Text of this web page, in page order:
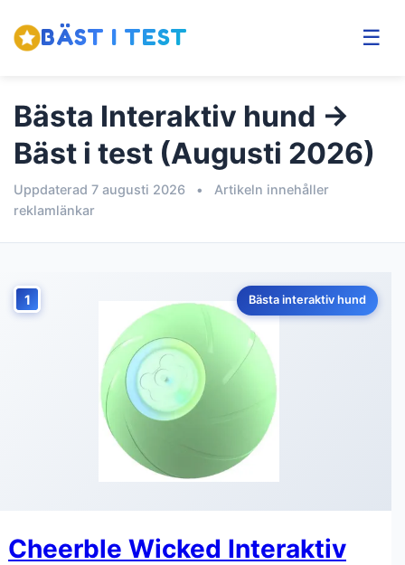
BÄST I TEST ☰
Bästa Interaktiv hund →
Bäst i test (Augusti 2026)
Uppdaterad 7 augusti 2026 •
Artikeln innehåller
reklamlänkar
1 Bästa interaktiv hund
Cheerble Wicked Interaktiv